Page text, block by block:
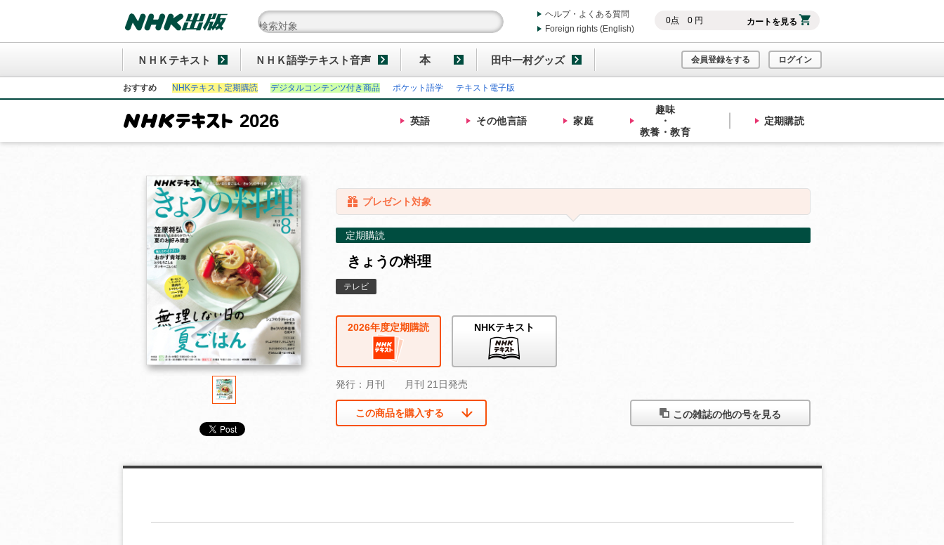
0点 0円 カートを見る
ヘルプ・よくある質問
Foreign rights (English)
ＮＨＫテキスト ＮＨＫ語学テキスト音声 本 田中一村グッズ 会員登録をする ログイン
おすすめ NHKテキスト定期購読 デジタルコンテンツ付き商品 ポケット語学 テキスト電子版
2026 英語 その他言語 家庭
趣味
・
教養・教育
定期購読
プレゼント対象
定期購読
きょうの料理
テレビ
2026年度定期購読 NHKテキスト
発行：月刊 月刊 21日発売
この商品を購入する この雑誌の他の号を見る